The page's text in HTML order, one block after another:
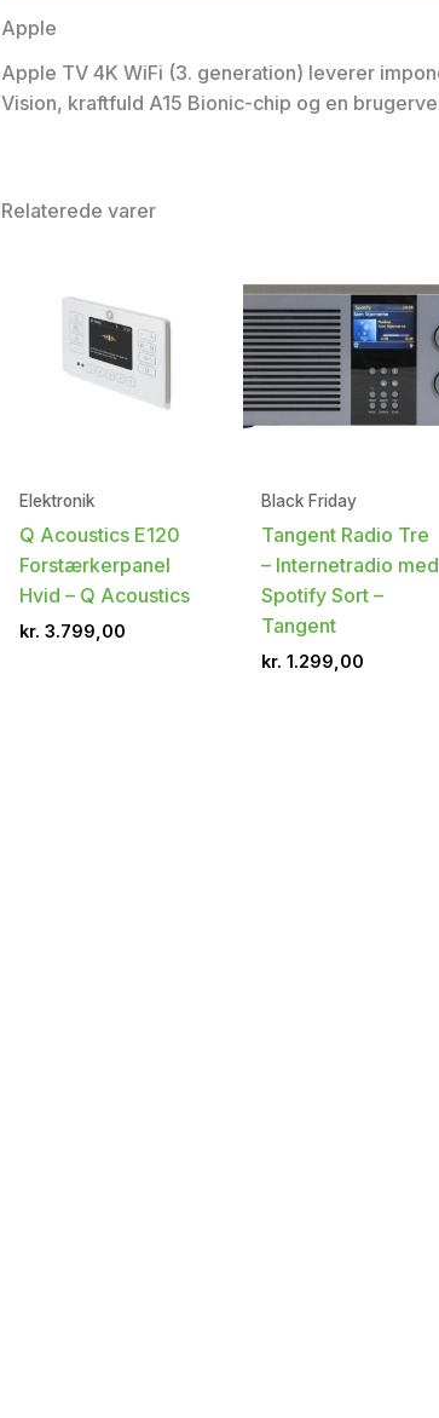
Apple
Apple TV 4K WiFi (3. generation) leverer
Vision, kraftfuld A15 Bionic-chip og en
Relaterede varer
Elektronik
Q Acoustics E120
Forstærkerpanel
Hvid – Q Acoustics
kr. 3.799,00
Black Friday
Tangent Radio Tre
– Internetradio med
Spotify Sort –
Tangent
kr. 1.299,00